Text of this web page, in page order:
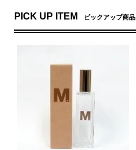
PICK UP ITEM ピックアップ商品